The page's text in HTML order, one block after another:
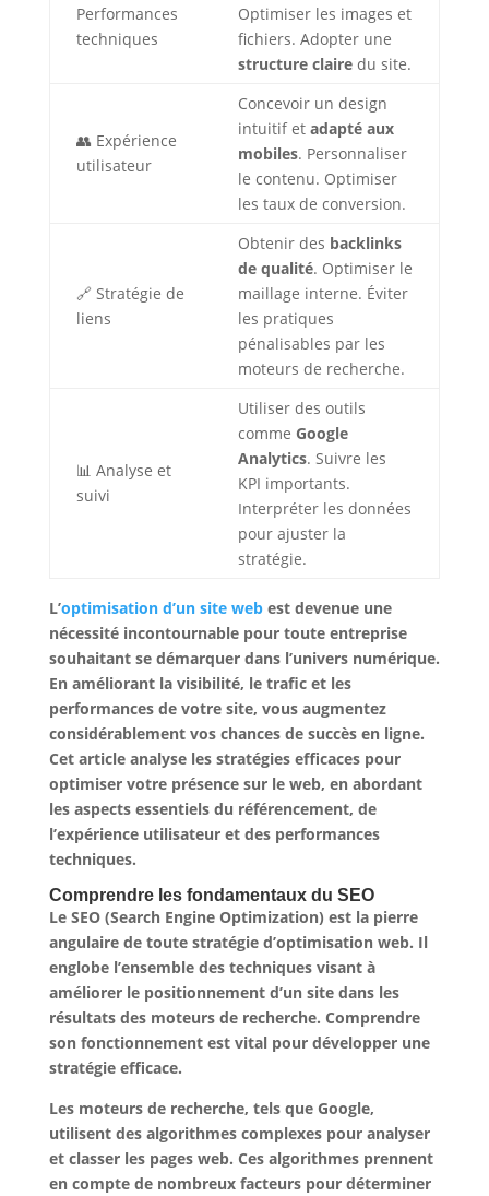
Performances
techniques
Optimiser les images et
fichiers. Adopter une
structure clairedu site.
👥 Expérience
utilisateur
Concevoir un design
intuitif et adapté aux
mobiles. Personnaliser
le contenu. Optimiser
les taux de conversion.
🔗 Stratégie de
liens
Obtenir des backlinks
de qualité. Optimiser le
maillage interne. Éviter
les pratiques
pénalisables par les
moteurs de recherche.
📊 Analyse et
suivi
Utiliser des outils
comme Google
Analytics. Suivre les
KPI importants.
Interpréter les données
pour ajuster la
stratégie.
L’optimisation d’un site webest devenue une
nécessité incontournable pour toute entreprise
souhaitant se démarquer dans l’univers numérique.
En améliorant la visibilité, le trafic et les
performances de votre site, vous augmentez
considérablement vos chances de succès en ligne.
Cet article analyse les stratégies efficaces pour
optimiser votre présence sur le web, en abordant
les aspects essentiels du référencement, de
l’expérience utilisateur et des performances
techniques.
Comprendre les fondamentaux du SEO
Le SEO (Search Engine Optimization) est la pierre
angulaire de toute stratégie d’optimisation web. Il
englobe l’ensemble des techniques visant à
améliorer le positionnement d’un site dans les
résultats des moteurs de recherche. Comprendre
son fonctionnement est vital pour développer une
stratégie efficace.
Les moteurs de recherche, tels que Google,
utilisent des algorithmes complexes pour analyser
et classer les pages web. Ces algorithmes prennent
en compte de nombreux facteurs pour déterminer